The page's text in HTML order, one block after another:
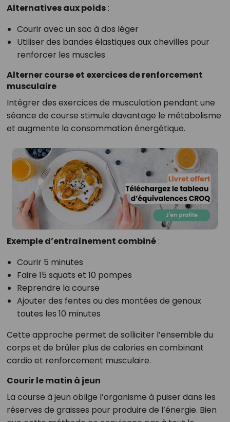
Alternatives aux poids:
Courir avec un sac à dos léger
Utiliser des bandes élastiques aux chevilles pour
renforcer les muscles
Alterner course et exercices de renforcement
musculaire
Intégrer des exercices de musculation pendant une
séance de course stimule davantage le métabolisme
et augmente la consommation énergétique.
Exemple d’entraînement combiné:
Courir 5 minutes
Faire 15 squats et 10 pompes
Reprendre la course
Ajouter des fentes ou des montées de genoux
toutes les 10 minutes
Cette approche permet de solliciter l’ensemble du
corps et de brûler plus de calories en combinant
cardio et renforcement musculaire.
Courir le matin à jeun
La course à jeun oblige l’organisme à puiser dans les
réserves de graisses pour produire de l’énergie. Bien